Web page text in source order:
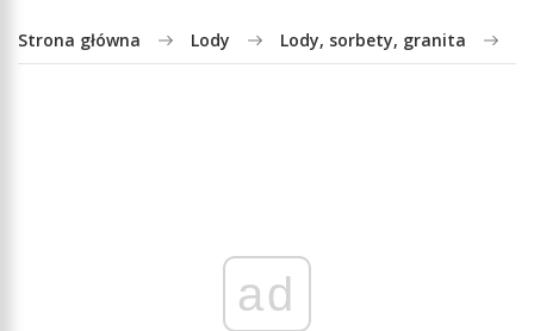
Strona główna Lody Lody, sorbety, granita
ad